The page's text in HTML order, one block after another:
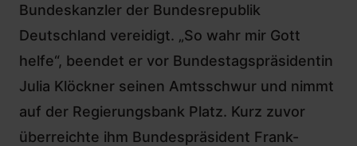
Bundeskanzler der Bundesrepublik
Deutschland vereidigt. „So wahr mir Gott
helfe“, beendet er vor Bundestagspräsidentin
Julia Klöckner seinen Amtsschwur und nimmt
auf der Regierungsbank Platz. Kurz zuvor
überreichte ihm Bundespräsident Frank-